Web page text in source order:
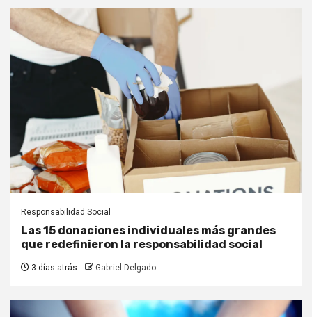
Responsabilidad Social
Las 15 donaciones individuales más grandes
que redefinieron la responsabilidad social
3 días atrás Gabriel Delgado